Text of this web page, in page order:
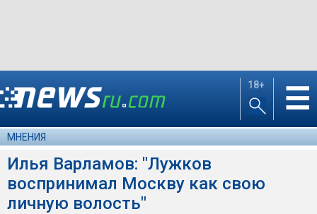
18+ ☰
МНЕНИЯ
Илья Варламов: "Лужков
воспринимал Москву как свою
личную волость"